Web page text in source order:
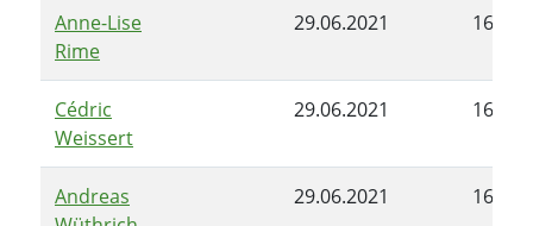
Anne-Lise
Rime
29.06.2021
Cédric
Weissert
29.06.2021
Andreas
29.06.2021